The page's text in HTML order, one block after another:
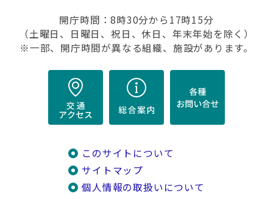
開庁時間：8時30分から17時15分
（土曜日、日曜日、祝日、休日、年末年始を除く）
※一部、開庁時間が異なる組織、施設があります。
このサイトについて
サイトマップ
個人情報の取扱いについて